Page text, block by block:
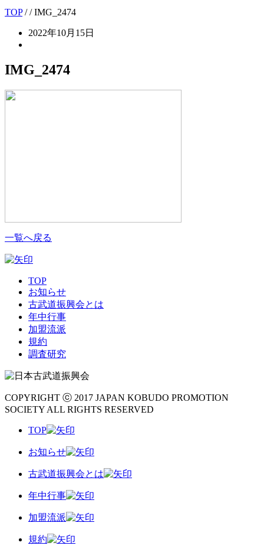
TOP// IMG_2474
2022年10月15日
IMG_2474
一覧へ戻る
TOP
お知らせ
古武道振興会とは
年中行事
加盟流派
規約
調査研究
COPYRIGHT ⓒ 2017 JAPAN KOBUDO PROMOTION
SOCIETY ALL RIGHTS RESERVED
TOP
お知らせ
古武道振興会とは
年中行事
加盟流派
規約